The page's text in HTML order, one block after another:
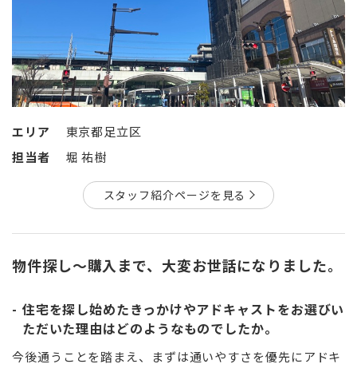
エリア
東京都足立区
担当者
堀 祐樹
スタッフ紹介ページを見る
物件探し〜購入まで、大変お世話になりました。
住宅を探し始めたきっかけやアドキャストをお選びい
ただいた理由はどのようなものでしたか。
今後通うことを踏まえ、まずは通いやすさを優先にアドキ